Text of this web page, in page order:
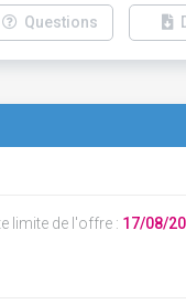
Questions
limite de l'offre : 17/08/